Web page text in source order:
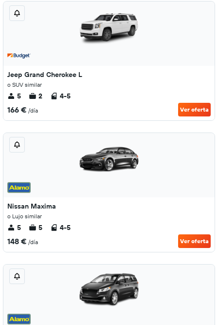
Jeep Grand Cherokee L
o SUV similar
5 2 4-5
166 € /día Ver oferta
Nissan Maxima
o Lujo similar
5 5 4-5
148 € /día Ver oferta